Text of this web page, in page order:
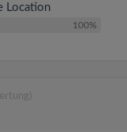
Location
100%